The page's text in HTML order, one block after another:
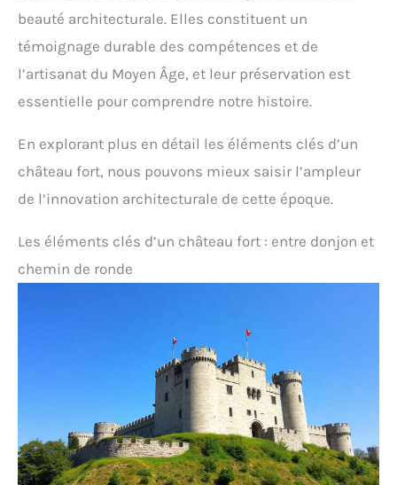
beauté architecturale. Elles constituent un
témoignage durable des compétences et de
l’artisanat du Moyen Âge, et leur préservation est
essentielle pour comprendre notre histoire.
En explorant plus en détail les éléments clés d’un
château fort, nous pouvons mieux saisir l’ampleur
de l’innovation architecturale de cette époque.
Les éléments clés d’un château fort : entre donjon et
chemin de ronde